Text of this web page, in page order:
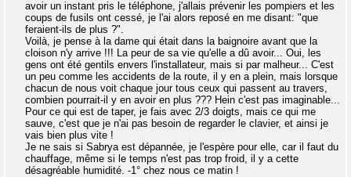
avoir un instant pris le téléphone, j'allais prévenir les pompiers et les
coups de fusils ont cessé, je l'ai alors reposé en me disant: "que
feraient-ils de plus ?".
Voilà, je pense à la dame qui était dans la baignoire avant que la
cloison n'y arrive !!! La peur de sa vie qu'elle a dû avoir... Oui, les
gens ont été gentils envers l'installateur, mais si par malheur... C'est
un peu comme les accidents de la route, il y en a plein, mais lorsque
chacun de nous voit chaque jour tous ceux qui passent au travers,
combien pourrait-il y en avoir en plus ??? Hein c'est pas imaginable...
Pour ce qui est de taper, je fais avec 2/3 doigts, mais ce qui me
sauve, c'est que je n'ai pas besoin de regarder le clavier, et ainsi je
vais bien plus vite !
Je ne sais si Sabrya est dépannée, je l'espère pour elle, car il faut du
chauffage, même si le temps n'est pas trop froid, il y a cette
désagréable humidité. -1° chez nous ce matin !